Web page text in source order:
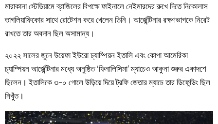
মারাকানা স্টেডিয়ামে ব্রাজিলের বিপক্ষে ফাইনালে নেইমারদের রুখে দিতে নিকোলাস
তাগলিয়াফিকোর সাথে রোটেশন করে খেলেন তিনি। আর্জেন্টিনার রক্ষণভাগকে নিরেট
রাখতে তার অবদান ছিল অসামান্য।
২০২২ সালের জুনে উয়েফা ইউরো চ্যাম্পিয়ন ইতালি এবং কোপা আমেরিকা
চ্যাম্পিয়ন আর্জেন্টিনার মধ্যে অনুষ্ঠিত ‘ফিনালিসিমা’ ম্যাচেও আকুনা শুরুর একাদশে
ছিলেন। ইতালিকে ৩-০ গোলে উড়িয়ে দিয়ে ট্রফি জেতার ম্যাচে তার ডিফেন্ডিং ছিল
নিখুঁত।